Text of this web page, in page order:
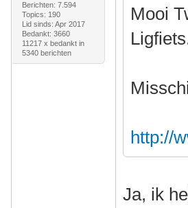
Berichten: 7.594
Topics: 190
Lid sinds: Apr 2017
Bedankt: 3660
11217 x bedankt in
5340 berichten
Mooi
http://
Ja, ik